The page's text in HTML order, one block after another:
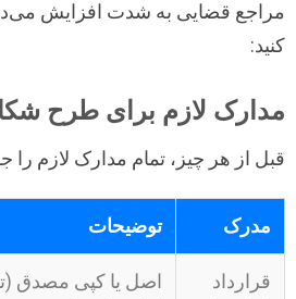
مراجع قضایی به شدت افزایش
کنید:
مدارک لازم برای طرح
قبل از هر چیز، تمام مدارک لازم را
مدرک توضیحات
قرارداد
اصل یا کپی مصدق